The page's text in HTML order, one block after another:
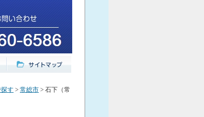
す > 常総市 > 石下（常